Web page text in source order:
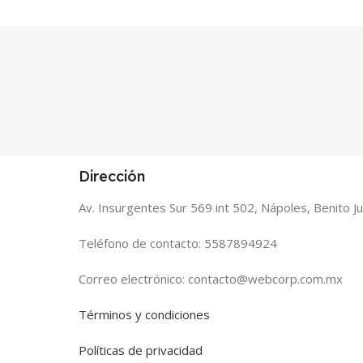
Dirección
Av. Insurgentes Sur 569 int 502, Nápoles, Benito
Teléfono de contacto: 5587894924
Correo electrónico: contacto@webcorp.com.mx
Términos y condiciones
Políticas de privacidad